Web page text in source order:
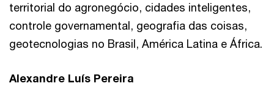
territorial do agronegócio, cidades inteligentes,
controle governamental, geografia das coisas,
geotecnologias no Brasil, América Latina e África.
Alexandre Luís Pereira